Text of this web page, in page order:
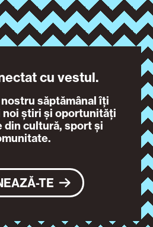
cu vestul.
săptămânal îți
noi știri și oportunități
din cultură, sport și
TE